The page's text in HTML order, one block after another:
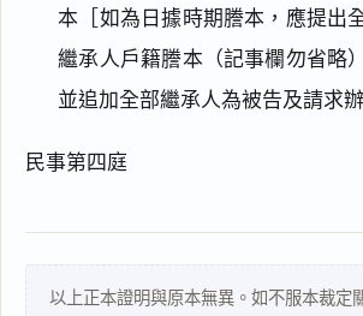
本［如為日據時期謄本，應提出
繼承人戶籍謄本（記事欄勿省略
並追加全部繼承人為被告及請求
民事第四庭
以上正本證明與原本無異。如不服本裁定